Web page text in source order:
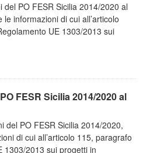
del PO FESR Sicilia 2014/2020 al
informazioni di cui all’articolo
UE 1303/2013 sui
FESR Sicilia 2014/2020 al
del PO FESR Sicilia 2014/2020,
di cui all’articolo 115, paragrafo
1303/2013 sui progetti in